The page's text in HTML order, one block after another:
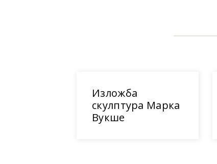
Изложба
скулптура Марка
Вукше